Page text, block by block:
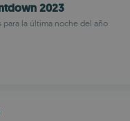
2023
la última noche del año